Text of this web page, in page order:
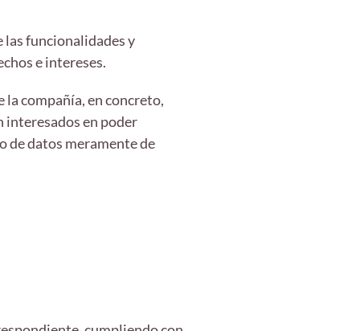
las funcionalidades y
e intereses.
compañía, en concreto,
interesados en poder
de datos meramente de